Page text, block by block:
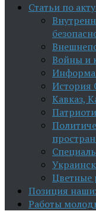
Статьи по
Войны и
История
Кавказ,
Цветные
Позиция
Работы